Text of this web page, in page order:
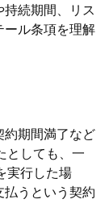
続期間、リス
ール条項を理解
約期間満了など
としても、一
実行した場
うという契約